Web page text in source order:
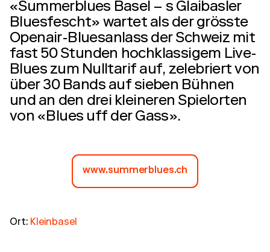
«Summerblues Basel – s Glaibasler
Bluesfescht» wartet als der grösste
Openair-Bluesanlass der Schweiz mit
fast 50 Stunden hochklassigem Live-
Blues zum Nulltarif auf, zelebriert von
über 30 Bands auf sieben Bühnen
und an den drei kleineren Spielorten
von «Blues uff der Gass».
www.summerblues.ch
Ort: Kleinbasel